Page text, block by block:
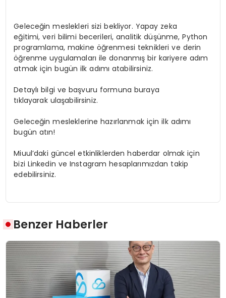
Geleceğin meslekleri sizi bekliyor. Yapay zeka
eğitimi, veri bilimi becerileri, analitik düşünme, Python
programlama, makine öğrenmesi teknikleri ve derin
öğrenme uygulamaları ile donanmış bir kariyere adım
atmak için bugün ilk adımı atabilirsiniz.
Detaylı bilgi ve başvuru formuna buraya
tıklayarak ulaşabilirsiniz.
Geleceğin mesleklerine hazırlanmak için ilk adımı
bugün atın!
Miuul’daki güncel etkinliklerden haberdar olmak için
bizi Linkedin ve Instagram hesaplarımızdan takip
edebilirsiniz.
Benzer Haberler